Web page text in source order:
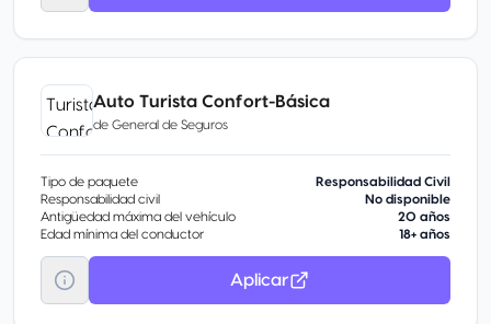
Auto Turista Confort-Básica
de General de Seguros
Tipo de paquete
Responsabilidad Civil
Responsabilidad civil
No disponible
Antigüedad máxima del vehículo
20 años
Edad mínima del conductor
18+ años
Aplicar